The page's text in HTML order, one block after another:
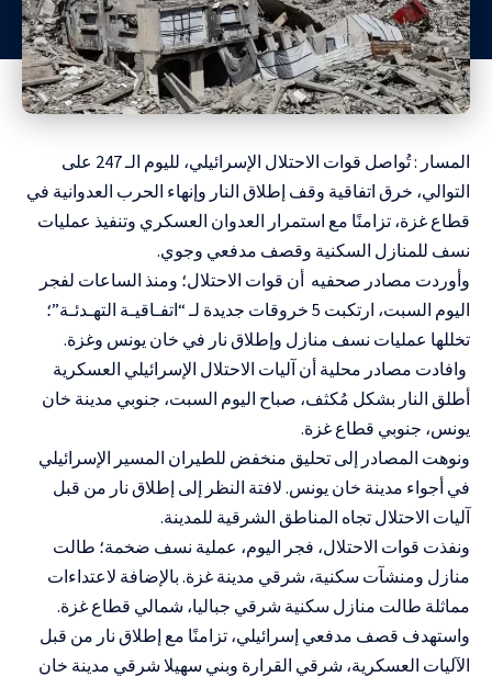
المسار : تُواصل قوات الاحتلال الإسرائيلي، لليوم الـ 247 على
التوالي، خرق اتفاقية وقف إطلاق النار وإنهاء الحرب العدوانية في
قطاع غزة، تزامنًا مع استمرار العدوان العسكري وتنفيذ عمليات
نسف للمنازل السكنية وقصف مدفعي وجوي.
وأوردت مصادر صحفيه أن قوات الاحتلال؛ ومنذ الساعات لفجر
اليوم السبت، ارتكبت 5 خروقات جديدة لـ “اتفـاقيـة التهـدئـة”؛
تخللها عمليات نسف منازل وإطلاق نار في خان يونس وغزة.
وافادت مصادر محلية أن آليات الاحتلال الإسرائيلي العسكرية
أطلق النار بشكل مُكثف، صباح اليوم السبت، جنوبي مدينة خان
يونس، جنوبي قطاع غزة.
ونوهت المصادر إلى تحليق منخفض للطيران المسير الإسرائيلي
في أجواء مدينة خان يونس. لافتة النظر إلى إطلاق نار من قبل
آليات الاحتلال تجاه المناطق الشرقية للمدينة.
ونفذت قوات الاحتلال، فجر اليوم، عملية نسف ضخمة؛ طالت
منازل ومنشآت سكنية، شرقي مدينة غزة. بالإضافة لاعتداءات
مماثلة طالت منازل سكنية شرقي جباليا، شمالي قطاع غزة.
واستهدف قصف مدفعي إسرائيلي، تزامنًا مع إطلاق نار من قبل
الآليات العسكرية، شرقي القرارة وبني سهيلا شرقي مدينة خان